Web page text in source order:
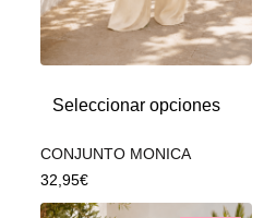
Seleccionar opciones
CONJUNTO MONICA
32,95€